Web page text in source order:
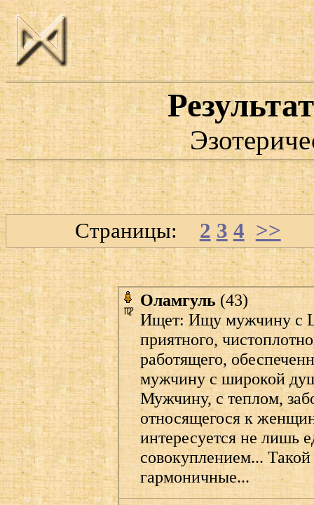
Страницы: 2 3 4 >>
Оламгуль(43)
Ищет: Ищу мужчину с
приятного,
работящего,
мужчину с широкой
Мужчину, с теплом,
относящегося к
интересуется не лишь
совокуплением...
гармоничные...